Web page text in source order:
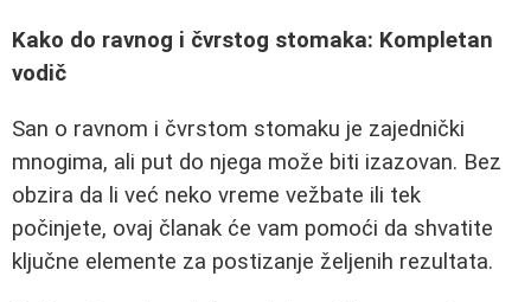
Kako do ravnog i čvrstog stomaka: Kompletan
vodič
San o ravnom i čvrstom stomaku je zajednički
mnogima, ali put do njega može biti izazovan. Bez
obzira da li već neko vreme vežbate ili tek
počinjete, ovaj članak će vam pomoći da shvatite
ključne elemente za postizanje željenih rezultata.